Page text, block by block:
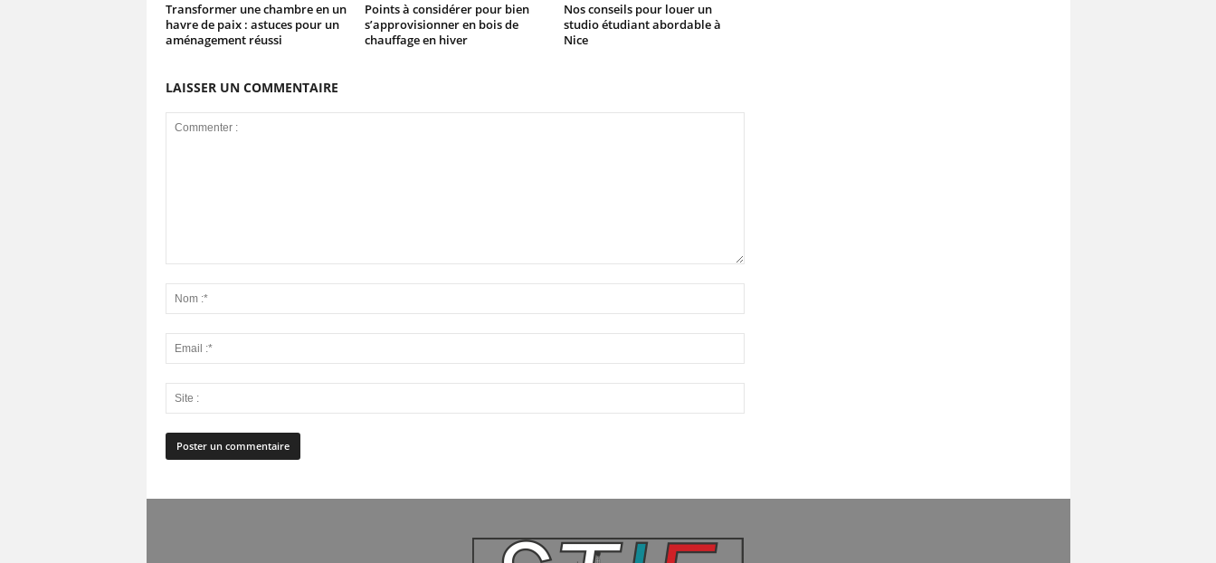
Transformer une chambre en un
havre de paix : astuces pour un
aménagement réussi
Points à considérer pour bien
s’approvisionner en bois de
chauffage en hiver
Nos conseils pour louer un
studio étudiant abordable à
Nice
LAISSER UN COMMENTAIRE